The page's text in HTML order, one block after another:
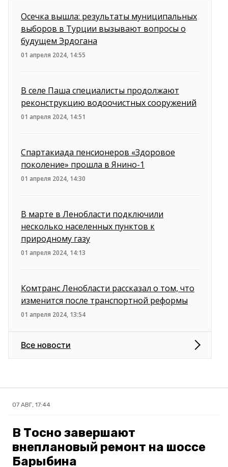
Осечка вышла: результаты муниципальных
выборов в Турции вызывают вопросы о
будущем Эрдогана
01 апреля 2024, 14:55
В селе Паша специалисты продолжают
реконструкцию водоочистных сооружений
01 апреля 2024, 14:51
Спартакиада пенсионеров «Здоровое
поколение» прошла в Янино-1
01 апреля 2024, 14:30
В марте в Ленобласти подключили
несколько населенных пунктов к
природному газу
01 апреля 2024, 14:13
Комтранс Ленобласти рассказал о том, что
изменится после транспортной реформы
01 апреля 2024, 13:54
Все новости
07 АВГ, 17:44
В Тосно завершают
внеплановый ремонт на шоссе
Барыбина